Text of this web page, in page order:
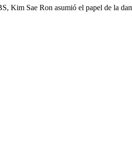
Kim Sae Ron asumió el papel de la